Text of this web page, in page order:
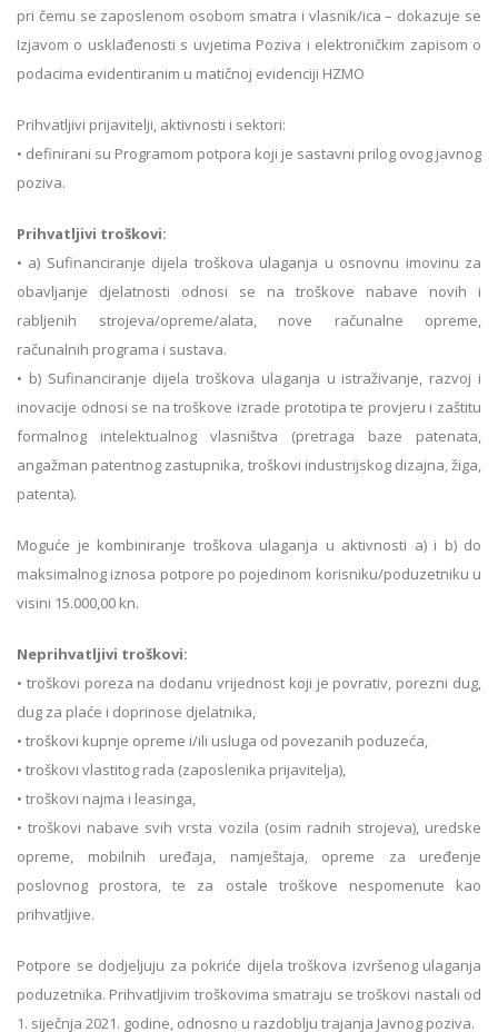
pri čemu se zaposlenom osobom smatra i vlasnik/ica – dokazuje se
Izjavom o usklađenosti s uvjetima Poziva i elektroničkim zapisom o
podacima evidentiranim u matičnoj evidenciji HZMO
Prihvatljivi prijavitelji, aktivnosti i sektori:
• definirani su Programom potpora koji je sastavni prilog ovog javnog
poziva.
Prihvatljivi troškovi:
• a) Sufinanciranje dijela troškova ulaganja u osnovnu imovinu za
obavljanje djelatnosti odnosi se na troškove nabave novih i
rabljenih strojeva/opreme/alata, nove računalne opreme,
računalnih programa i sustava.
• b) Sufinanciranje dijela troškova ulaganja u istraživanje, razvoj i
inovacije odnosi se na troškove izrade prototipa te provjeru i zaštitu
formalnog intelektualnog vlasništva (pretraga baze patenata,
angažman patentnog zastupnika, troškovi industrijskog dizajna, žiga,
patenta).
Moguće je kombiniranje troškova ulaganja u aktivnosti a) i b) do
maksimalnog iznosa potpore po pojedinom korisniku/poduzetniku u
visini 15.000,00 kn.
Neprihvatljivi troškovi:
• troškovi poreza na dodanu vrijednost koji je povrativ, porezni dug,
dug za plaće i doprinose djelatnika,
• troškovi kupnje opreme i/ili usluga od povezanih poduzeća,
• troškovi vlastitog rada (zaposlenika prijavitelja),
• troškovi najma i leasinga,
• troškovi nabave svih vrsta vozila (osim radnih strojeva), uredske
opreme, mobilnih uređaja, namještaja, opreme za uređenje
poslovnog prostora, te za ostale troškove nespomenute kao
prihvatljive.
Potpore se dodjeljuju za pokriće dijela troškova izvršenog ulaganja
poduzetnika. Prihvatljivim troškovima smatraju se troškovi nastali od
1. siječnja 2021. godine, odnosno u razdoblju trajanja Javnog poziva.